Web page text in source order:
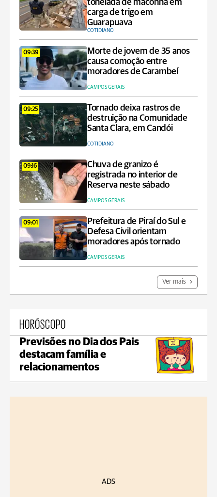
tonelada de maconha em
carga de trigo em
Guarapuava
COTIDIANO
09:39
Morte de jovem de 35 anos
causa comoção entre
moradores de Carambeí
CAMPOS GERAIS
09:25
Tornado deixa rastros de
destruição na Comunidade
Santa Clara, em Candói
COTIDIANO
09:16
Chuva de granizo é
registrada no interior de
Reserva neste sábado
CAMPOS GERAIS
09:01
Prefeitura de Piraí do Sul e
Defesa Civil orientam
moradores após tornado
CAMPOS GERAIS
Ver mais
HORÓSCOPO
Previsões no Dia dos Pais
destacam família e
relacionamentos
ADS